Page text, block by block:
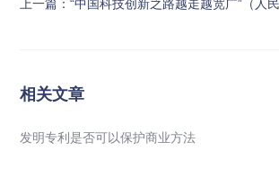
上一篇： “中国科技创新之路越走越宽广”（人民
相关文章
发明专利是否可以保护商业方法